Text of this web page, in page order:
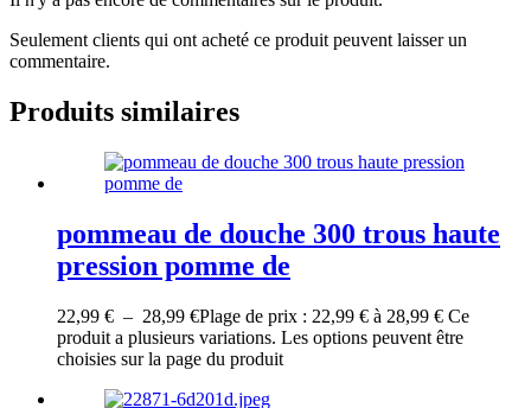
Seulement clients qui ont acheté ce produit peuvent laisser un
commentaire.
Produits similaires
pommeau de douche 300 trous haute
pression pomme de
22,99 € – 28,99 €Plage de prix : 22,99 € à 28,99 € Ce
produit a plusieurs variations. Les options peuvent être
choisies sur la page du produit